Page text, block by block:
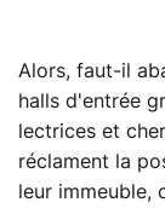
Alors, faut-il
halls d'entrée
lectrices et
réclament la
leur immeuble,